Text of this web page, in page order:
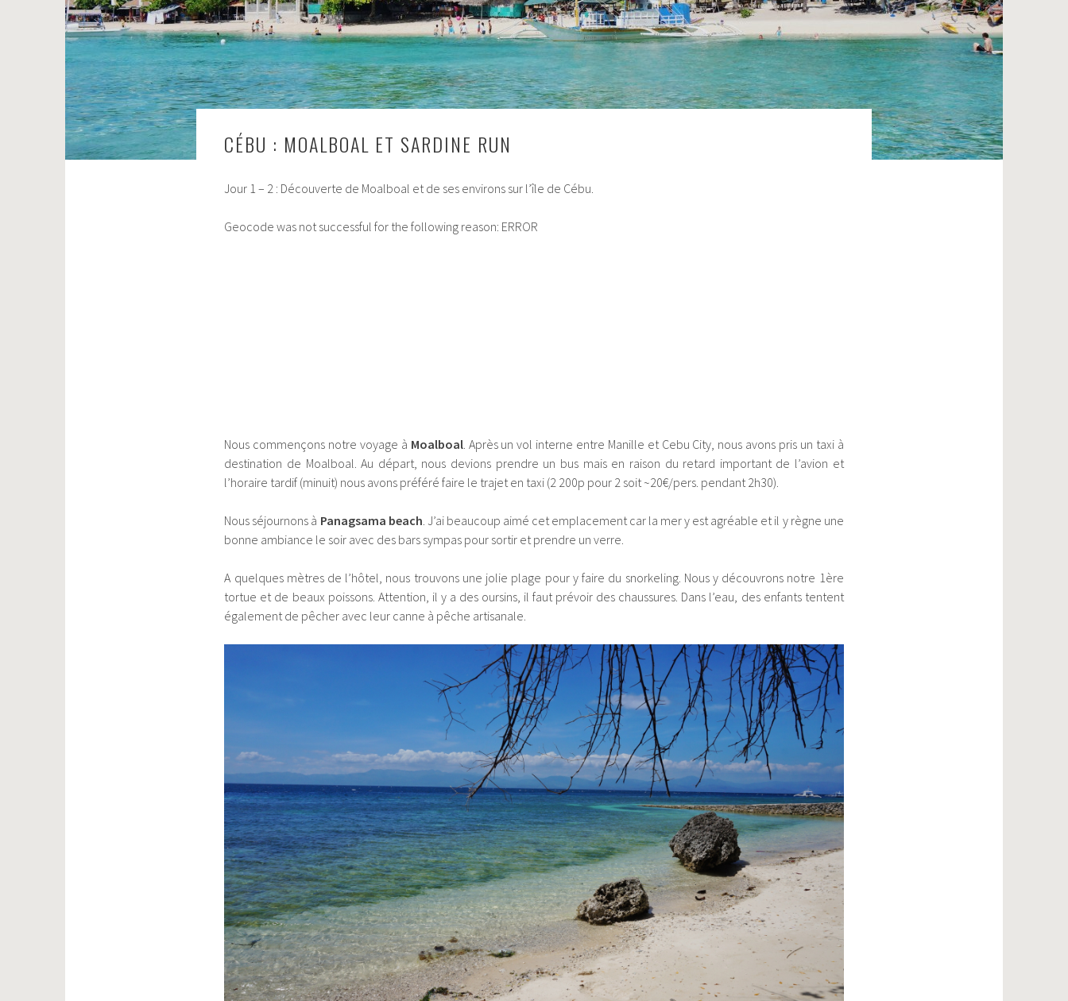
CÉBU : MOALBOAL ET SARDINE RUN
Jour 1 – 2 : Découverte de Moalboal et de ses environs sur l’île de Cébu.
Geocode was not successful for the following reason: ERROR
Nous commençons notre voyage à Moalboal. Après un vol interne entre Manille et Cebu City, nous avons pris un taxi à
destination de Moalboal. Au départ, nous devions prendre un bus mais en raison du retard important de l’avion et
l’horaire tardif (minuit) nous avons préféré faire le trajet en taxi (2 200p pour 2 soit ~20€/pers. pendant 2h30).
Nous séjournons à Panagsama beach. J’ai beaucoup aimé cet emplacement car la mer y est agréable et il y règne une
bonne ambiance le soir avec des bars sympas pour sortir et prendre un verre.
A quelques mètres de l’hôtel, nous trouvons une jolie plage pour y faire du snorkeling. Nous y découvrons notre 1ère
tortue et de beaux poissons. Attention, il y a des oursins, il faut prévoir des chaussures. Dans l’eau, des enfants tentent
également de pêcher avec leur canne à pêche artisanale.